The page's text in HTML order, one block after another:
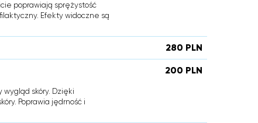
poprawiają sprężystość
Efekty widoczne są
280 PLN
200 PLN
skóry. Dzięki
Poprawia jędrność i